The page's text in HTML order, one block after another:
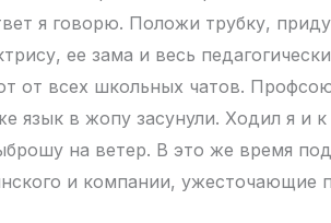
я говорю. Положи трубку,
ее зама и весь
от всех школьных чатов.
язык в жопу засунули. Ходил я и
на ветер. В это же время
и компании, ужесточающие